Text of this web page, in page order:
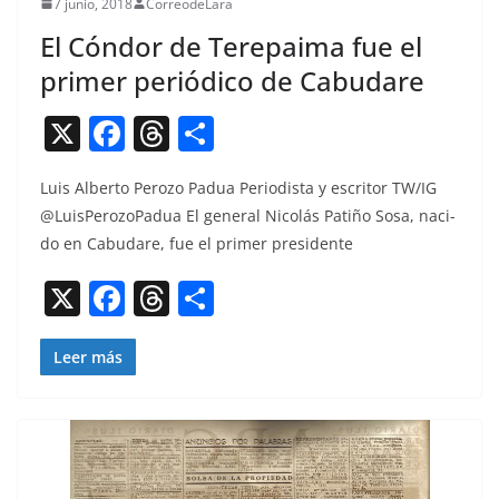
El Cóndor de Terepaima fue el
primer periódico de Cabudare
X F
c
e
b
o
o
k
T
re
a
d
s
m
p
Luis Alber­to Per­o­zo Pad­ua Peri­odista y escritor TW/IG
@LuisPerozoPadua El gen­er­al Nicolás Patiño Sosa, naci­
do en Cabu­dare, fue el primer presidente
X F
a
c
b
o
T
d
s
ar
tir
Leer más